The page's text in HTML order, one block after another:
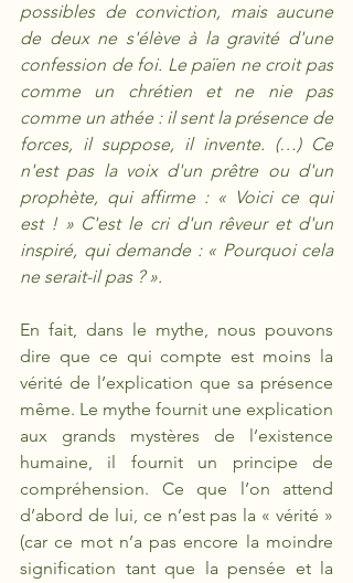
possibles de conviction, mais aucune
de deux ne s'élève à la gravité d'une
confession de foi. Le païen ne croit pas
comme un chrétien et ne nie pas
comme un athée : il sent la présence de
forces, il suppose, il invente. (…) Ce
n'est pas la voix d'un prêtre ou d'un
prophète, qui affirme : « Voici ce qui
est ! » C'est le cri d'un rêveur et d'un
inspiré, qui demande : « Pourquoi cela
ne serait-il pas ? ».
En fait, dans le mythe, nous pouvons
dire que ce qui compte est moins la
vérité de l’explication que sa présence
même. Le mythe fournit une explication
aux grands mystères de l’existence
humaine, il fournit un principe de
compréhension. Ce que l’on attend
d’abord de lui, ce n’est pas la « vérité »
(car ce mot n’a pas encore la moindre
signification tant que la pensée et la